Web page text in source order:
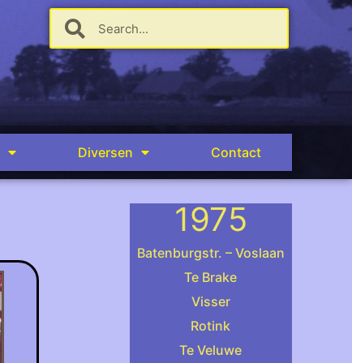
Diversen Contact
1975
Batenburgstr. – Voslaan
Te Brake
Visser
Rotink
Te Veluwe